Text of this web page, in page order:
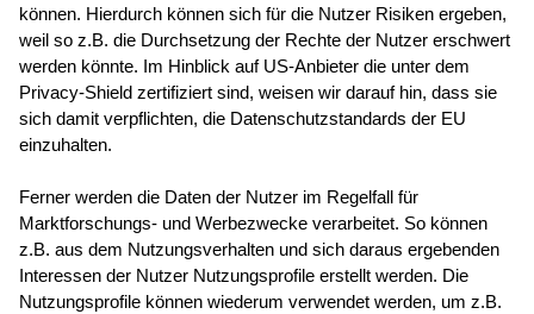
können. Hierdurch können sich für die Nutzer Risiken ergeben,
weil so z.B. die Durchsetzung der Rechte der Nutzer erschwert
werden könnte. Im Hinblick auf US-Anbieter die unter dem
Privacy-Shield zertifiziert sind, weisen wir darauf hin, dass sie
sich damit verpflichten, die Datenschutzstandards der EU
einzuhalten.
Ferner werden die Daten der Nutzer im Regelfall für
Marktforschungs- und Werbezwecke verarbeitet. So können
z.B. aus dem Nutzungsverhalten und sich daraus ergebenden
Interessen der Nutzer Nutzungsprofile erstellt werden. Die
Nutzungsprofile können wiederum verwendet werden, um z.B.